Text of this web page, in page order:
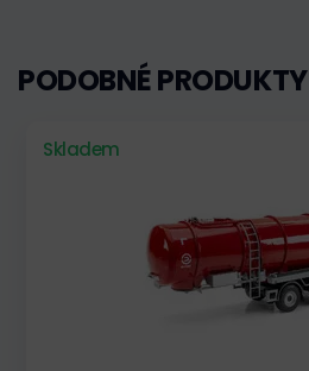
PODOBNÉ PRODUKTY
Skladem